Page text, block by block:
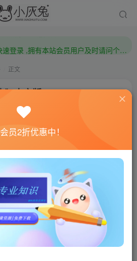
本站已开启QQ微信快速登录 ,拥有本站会员用户及时请问个人中心绑定！
正文
》中文版
》（2010）为基础，不仅强化了
的游戏设计经过一番精雕细琢，以
问世。对于曾经玩过《Tactics
员2折优惠中！